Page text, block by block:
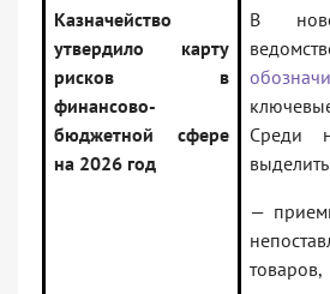
Казначейство
утвердило карту
рисков в
финансово-
бюджетной сфере
на 2026 год
В
Среди
—
товаров,